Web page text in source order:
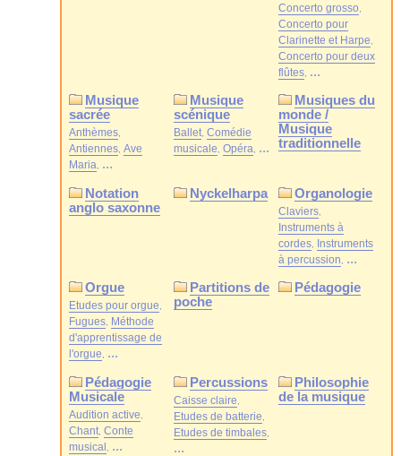
Concerto grosso
Concerto pour
Clarinette et Harpe
Concerto pour deux
flûtes ...
Musique
sacrée
Anthèmes
Antiennes Ave
Maria ...
Musique
scénique
Ballet Comédie
musicale Opéra ...
Musiques du
monde /
Musique
traditionnelle
Notation
anglo saxonne
Nyckelharpa Organologie
Claviers
Instruments à
cordes Instruments
à percussion ...
Orgue
Etudes pour orgue
Fugues Méthode
d'apprentissage de
l'orgue ...
Partitions de
poche
Pédagogie
Pédagogie
Musicale
Audition active
Chant Conte
musical
...
Percussions
Caisse claire
Etudes de batterie
Etudes de timbales
...
Philosophie
de la musique